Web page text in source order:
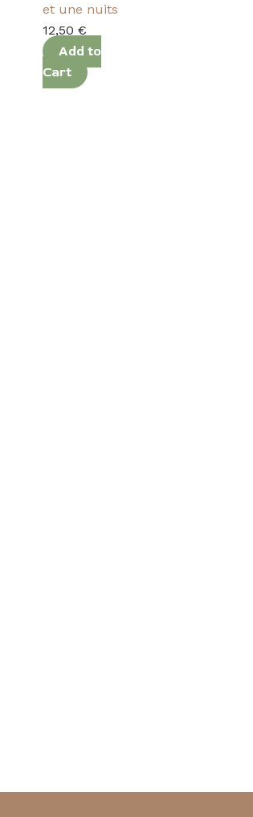
et une nuits
12,50 €
Add to
Cart